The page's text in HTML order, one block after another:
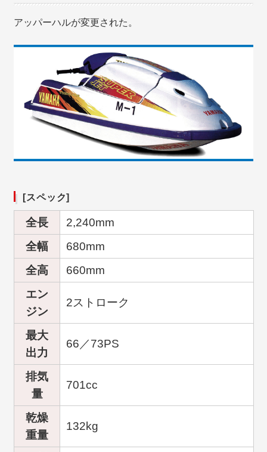
アッパーハルが変更された。
[スペック]
全長
2,240mm
全幅
680mm
全高
660mm
エン
ジン
2ストローク
最大
出力
66／73PS
排気
量
701cc
乾燥
重量
132kg